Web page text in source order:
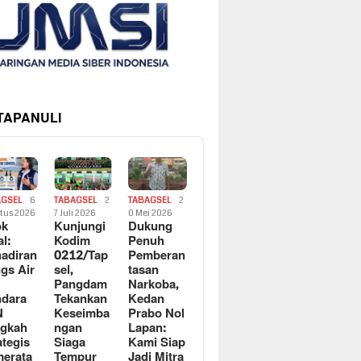
6
2026
Air
TABAGSEL
2
7 Juli 2026
Kunjungi
Kodim
0212/Tap
sel,
Pangdam
Tekankan
Keseimba
ngan
Siaga
TABAGSEL
2
0 Mei 2026
Dukung
Penuh
Pemberan
tasan
Narkoba,
Kedan
Prabo Nol
Lapan:
Kami Siap